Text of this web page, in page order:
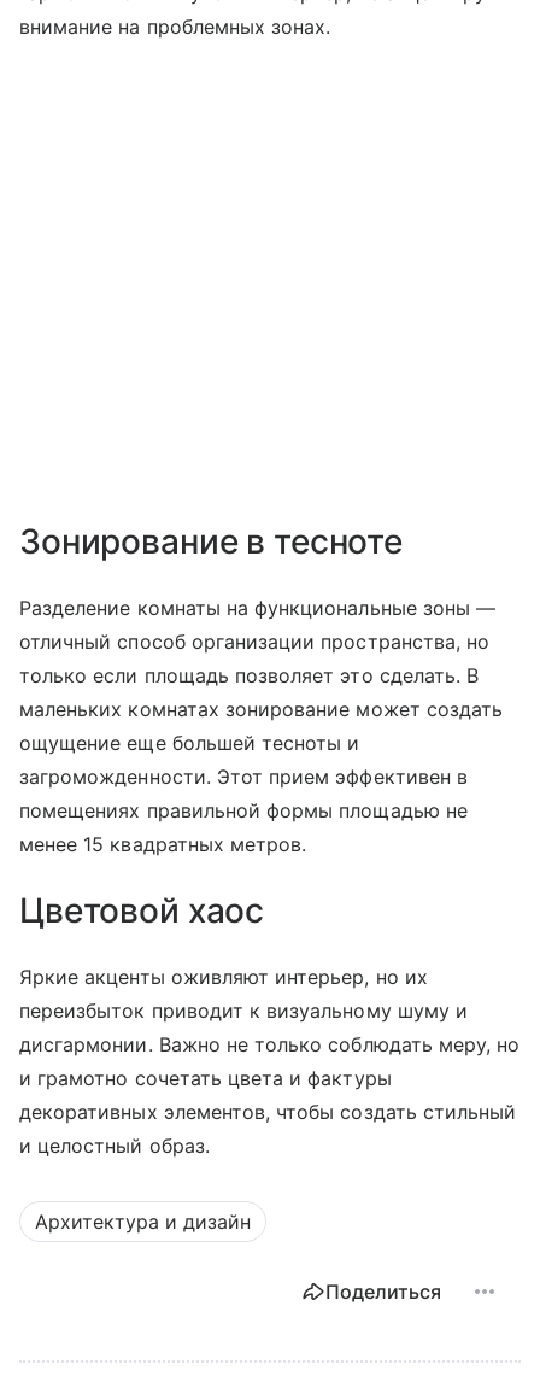
внимание на проблемных зонах.
Зонирование в тесноте
Разделение комнаты на функциональные зоны —
отличный способ организации пространства, но
только если площадь позволяет это сделать. В
маленьких комнатах зонирование может создать
ощущение еще большей тесноты и
загроможденности. Этот прием эффективен в
помещениях правильной формы площадью не
менее 15 квадратных метров.
Цветовой хаос
Яркие акценты оживляют интерьер, но их
переизбыток приводит к визуальному шуму и
дисгармонии. Важно не только соблюдать меру, но
и грамотно сочетать цвета и фактуры
декоративных элементов, чтобы создать стильный
и целостный образ.
Архитектура и дизайн
Поделиться